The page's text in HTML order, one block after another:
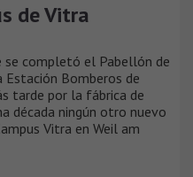
de Vitra
se completó el Pabellón de
Estación Bomberos de
tarde por la fábrica de
década ningún otro nuevo
Vitra en Weil am